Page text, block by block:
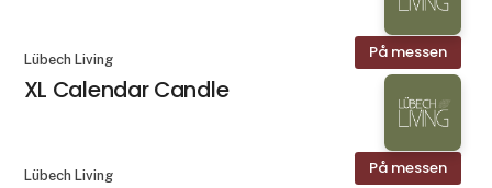
På messen
Lübech Living
XL Calendar Candle
På messen
Lübech Living